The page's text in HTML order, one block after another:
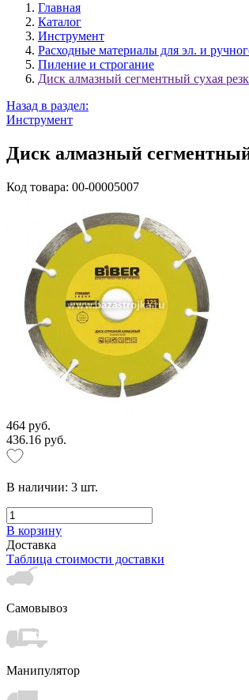
Главная
Каталог
Инструмент
Расходные материалы для эл. и
Пиление и строгание
Диск алмазный сегментный сухая
Назад в раздел:
Инструмент
Диск алмазный
Код товара: 00-00005007
464 руб.
436.16 руб.
В наличии: 3 шт.
В корзину
Доставка
Таблица стоимости доставки
Самовывоз
Манипулятор